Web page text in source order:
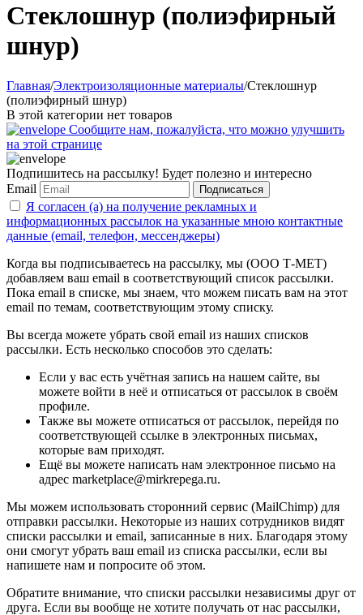
Стеклошнур (полиэфирный
шнур)
Главная/Электроизоляционные материалы/Стеклошнур
(полиэфирный шнур)
В этой категории нет товаров
Сообщите нам, пожалуйста, что можно улучшить
на этой странице
Подпишитесь на рассылку! Будет полезно и интересно
Email
Подписаться
Я согласен (а) на получение рекламных и
информационных рассылок на указанные мною контактные
данные (email, телефон, мессенджеры)
Когда вы подписываетесь на рассылку, мы (ООО Т-МЕТ)
добавляем ваш email в соответствующий список рассылки.
Пока email в списке, мы знаем, что можем писать вам на этот
email по темам, соответствующим этому списку.
Вы всегда можете убрать свой email из наших списков
рассылки. Есть несколько способов это сделать:
Если у вас есть учётная запись на нашем сайте, вы
можете войти в неё и отписаться от рассылок в своём
профиле.
Также вы можете отписаться от рассылок, перейдя по
соответствующей ссылке в электронных письмах,
которые вам приходят.
Ещё вы можете написать нам электронное письмо на
адрес marketplace@mirkrepega.ru.
Мы можем использовать сторонний сервис (MailChimp) для
отправки рассылки. Некоторые из наших сотрудников видят
списки рассылки и email, записанные в них. Благодаря этому
они смогут убрать ваш email из списка рассылки, если вы
напишете нам и попросите об этом.
Обратите внимание, что списки рассылки независимы друг от
друга. Если вы вообще не хотите получать от нас рассылки,